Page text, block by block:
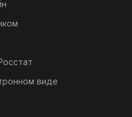
виде